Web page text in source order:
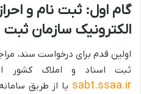
گام اول: ثبت نام و
الکترونیک سازمان
اولین قدم برای درخواست سند،
ثبت اسناد و املاک کشور
sabt.ssaa.ir یا از طریق